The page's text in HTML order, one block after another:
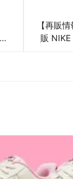
【再販
販 NIKE